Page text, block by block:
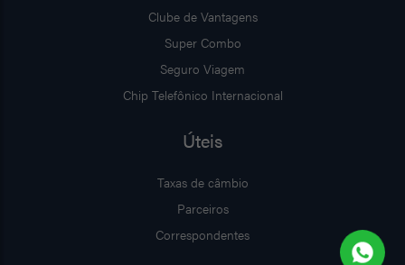
Clube de Vantagens
Super Combo
Seguro Viagem
Chip Telefônico Internacional
Úteis
Taxas de câmbio
Parceiros
Correspondentes